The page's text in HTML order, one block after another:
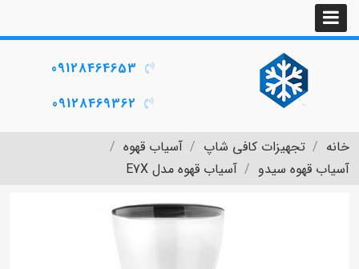
09128464653
09128469362
خانه تجهیزات کافی شاپ
آسیاب قهوه
آسیاب قهوه سیدو
آسیاب قهوه مدل E7X